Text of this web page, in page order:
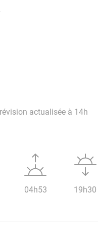
actualisée à 14h
04h53 19h30